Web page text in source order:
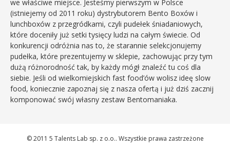
we właściwe miejsce. Jesteśmy pierwszym w Polsce
(istniejemy od 2011 roku) dystrybutorem Bento Boxów i
lunchboxów z przegródkami, czyli pudełek śniadaniowych,
które doceniły już setki tysięcy ludzi na całym świecie. Od
konkurencji odróżnia nas to, że starannie selekcjonujemy
pudełka, które prezentujemy w sklepie, zachowując przy tym
dużą różnorodność tak, by każdy mógł znaleźć tu coś dla
siebie. Jeśli od wielkomiejskich fast food’ów wolisz ideę slow
food, koniecznie zapoznaj się z nasza ofertą i już dziś zacznij
komponować swój własny zestaw Bentomaniaka.
© 2011 5 Talents Lab sp. z o.o.. Wszystkie prawa zastrzeżone